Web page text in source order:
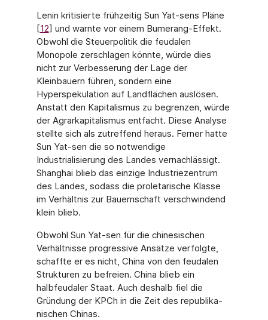
Lenin kritisierte frühzeitig Sun Yat-sens Pläne
[12] und warnte vor einem Bumerang-Effekt.
Obwohl die Steuerpolitik die feudalen
Monopole zerschlagen könnte, würde dies
nicht zur Verbesserung der Lage der
Kleinbauern führen, sondern eine
Hyperspekulation auf Landflächen auslösen.
Anstatt den Kapitalismus zu begrenzen, würde
der Agrarkapita­lismus entfacht. Diese Analyse
stellte sich als zutreffend heraus. Ferner hatte
Sun Yat-sen die so notwendige
Industrialisierung des Landes vernachlässigt.
Shanghai blieb das einzige Industriezentrum
des Landes, sodass die proletarische Klasse
im Verhältnis zur Bauernschaft verschwindend
klein blieb.
Obwohl Sun Yat-sen für die chinesischen
Verhältnisse progressive Ansätze verfolgte,
schaffte er es nicht, China von den feudalen
Strukturen zu befreien. China blieb ein
halbfeudaler Staat. Auch deshalb fiel die
Gründung der KPCh in die Zeit des republika­
nischen Chinas.